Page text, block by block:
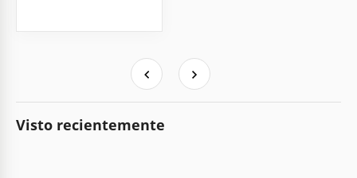
Visto recientemente